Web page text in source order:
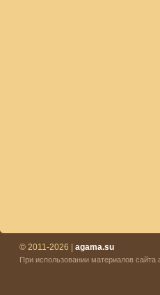
© 2011-2026 | agama.su
При использовании материалов сайта